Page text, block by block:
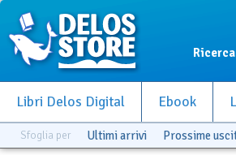
Ricerca
Libri Delos Digital Ebook
Sfoglia per Ultimi arrivi Prossime